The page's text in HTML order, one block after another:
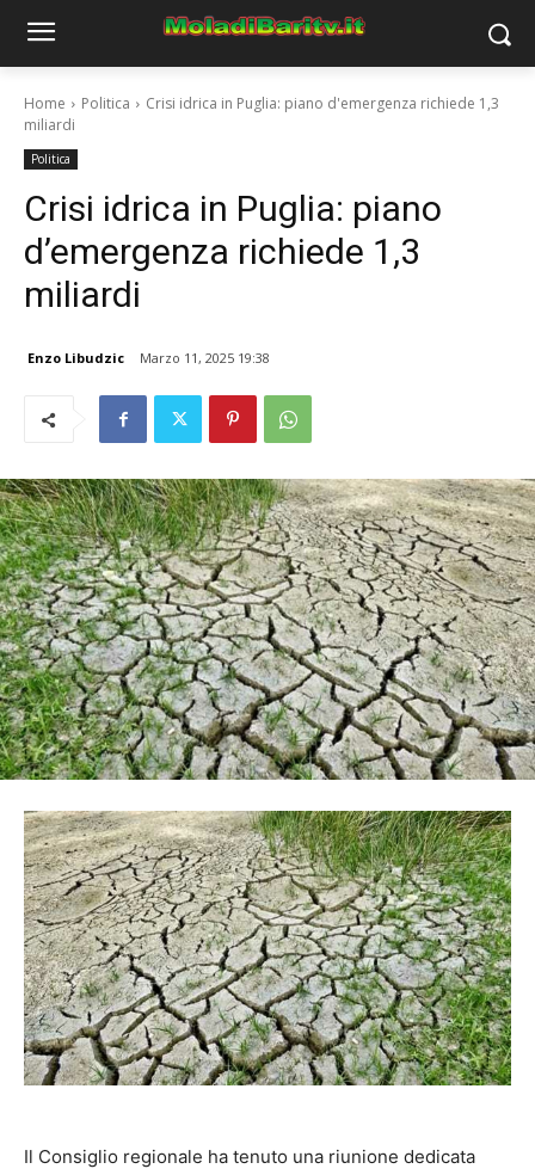
Home Politica
Crisi idrica in Puglia: piano d'emergenza richiede 1,3
miliardi
Politica
Crisi idrica in Puglia: piano
d’emergenza richiede 1,3
miliardi
Enzo Libudzic Marzo 11, 2025 19:38
Il Consiglio regionale ha tenuto una riunione dedicata